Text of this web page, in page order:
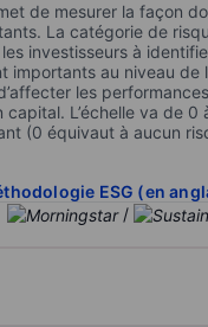
de mesurer la façon
La catégorie de
investisseurs à
importants au niveau de
les
capital. L’échelle va de
(0 équivaut à aucun
ESG (en
/